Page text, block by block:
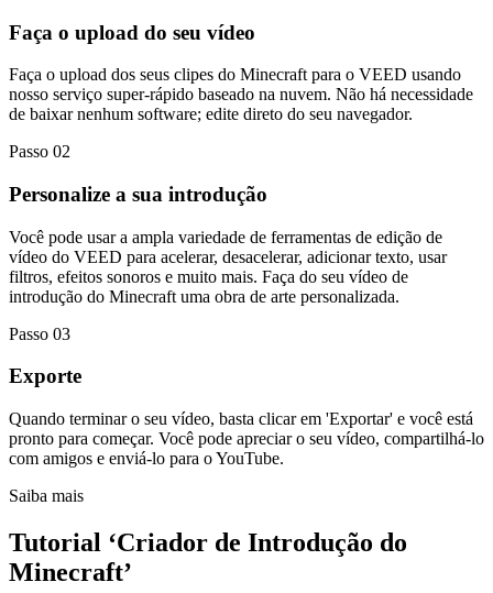
Faça o upload do seu vídeo
Faça o upload dos seus clipes do Minecraft para o VEED usando
nosso serviço super-rápido baseado na nuvem. Não há necessidade
de baixar nenhum software; edite direto do seu navegador.
Passo 02
Personalize a sua introdução
Você pode usar a ampla variedade de ferramentas de edição de
vídeo do VEED para acelerar, desacelerar, adicionar texto, usar
filtros, efeitos sonoros e muito mais. Faça do seu vídeo de
introdução do Minecraft uma obra de arte personalizada.
Passo 03
Exporte
Quando terminar o seu vídeo, basta clicar em 'Exportar' e você está
pronto para começar. Você pode apreciar o seu vídeo, compartilhá-lo
com amigos e enviá-lo para o YouTube.
Saiba mais
Tutorial ‘Criador de Introdução do
Minecraft’